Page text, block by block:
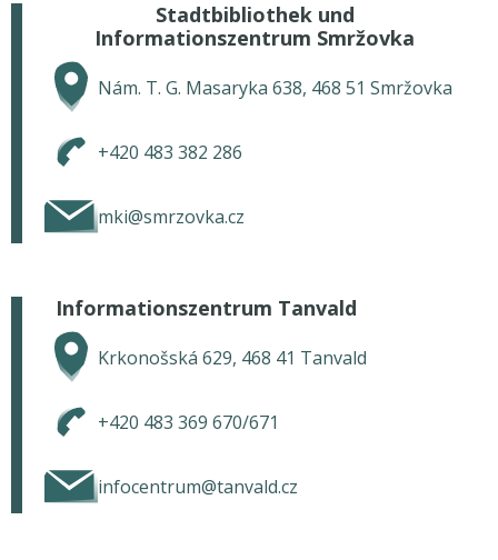
Stadtbibliothek und
Informationszentrum Smržovka
Nám. T. G. Masaryka 638, 468 51 Smržovka
+420 483 382 286
mki@smrzovka.cz
Informationszentrum Tanvald
Krkonošská 629, 468 41 Tanvald
+420 483 369 670/671
infocentrum@tanvald.cz